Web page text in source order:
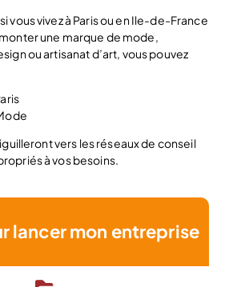
vous vivez à Paris ou en Ile-de-France
une marque de mode,
ou artisanat d’art, vous pouvez
vers les réseaux de conseil
à vos besoins.
lancer mon entreprise